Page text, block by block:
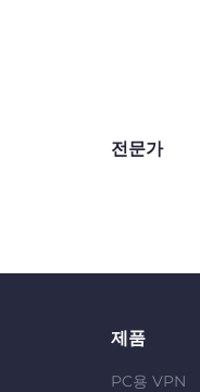
전문가
제품
PC용 VPN